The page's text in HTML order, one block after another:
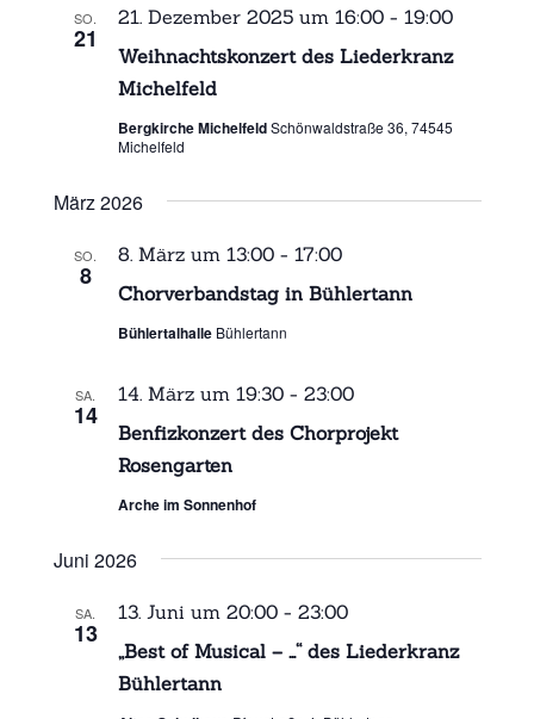
SO.
21
Weihnachtskonzert des Liederkranz
Michelfeld
21. Dezember 2025 um 16:00- 19:00
Bergkirche MichelfeldSchönwaldstraße 36, 74545
Michelfeld
März 2026
SO.
8
Chorverbandstag in Bühlertann
8. März um 13:00- 17:00
Bühlertalhalle Bühlertann
SA.
14
Benfizkonzert des Chorprojekt
Rosengarten
14. März um 19:30- 23:00
Arche im Sonnenhof
Juni 2026
SA.
13
„Best of Musical – …“ des Liederkranz
Bühlertann
13. Juni um 20:00- 23:00